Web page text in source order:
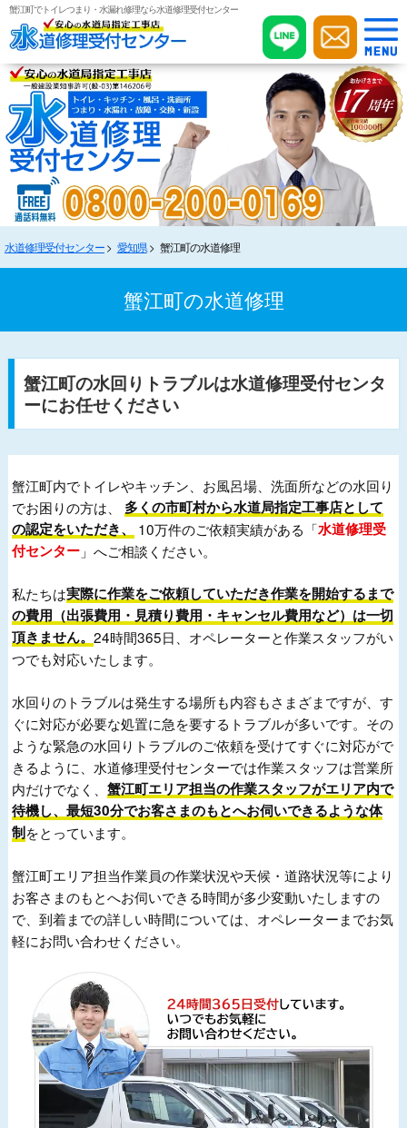
蟹江町でトイレつまり・水漏れ修理なら水道修理受付センター
水道修理受付センター 愛知県 蟹江町の水道修理
蟹江町の水道修理
蟹江町の水回りトラブルは水道修理受付センタ
ーにお任せください
蟹江町内でトイレやキッチン、お風呂場、洗面所などの水回り
でお困りの方は、 多くの市町村から水道局指定工事店として
の認定をいただき、
10万件のご依頼実績がある「水道修理受
付センター 」へご相談ください。
私たちは実際に作業をご依頼していただき作業を開始するまで
の費用（出張費用・見積り費用・キャンセル費用など）は一切
頂きません。24時間365日、オペレーターと作業スタッフがい
つでも対応いたします。
水回りのトラブルは発生する場所も内容もさまざまですが、す
ぐに対応が必要な処置に急を要するトラブルが多いです。その
ような緊急の水回りトラブルのご依頼を受けてすぐに対応がで
きるように、水道修理受付センターでは作業スタッフは営業所
内だけでなく、蟹江町エリア担当の作業スタッフがエリア内で
待機し、最短30分でお客さまのもとへお伺いできるような体
制をとっています。
蟹江町エリア担当作業員の作業状況や天候・道路状況等により
お客さまのもとへお伺いできる時間が多少変動いたしますの
で、到着までの詳しい時間については、オペレーターまでお気
軽にお問い合わせください。